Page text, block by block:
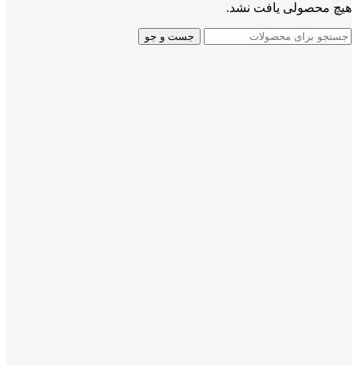
هیچ محصولی یافت نشد.
جست و جو